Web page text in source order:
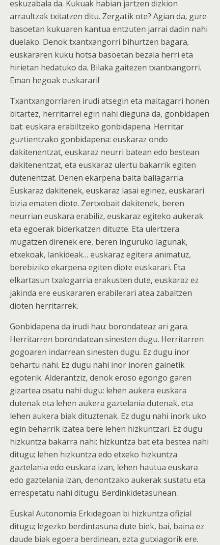
eskuzabala da. Kukuak habian jartzen dizkion
arraultzak txitatzen ditu. Zergatik ote? Agian da, gure
basoetan kukuaren kantua entzuten jarrai dadin nahi
duelako. Denok txantxangorri bihurtzen bagara,
euskararen kuku hotsa basoetan bezala herri eta
hirietan hedatuko da. Bilaka gaitezen txantxangorri.
Eman hegoak euskarari!
Txantxangorriaren irudi atsegin eta maitagarri honen
bitartez, herritarrei egin nahi dieguna da, gonbidapen
bat: euskara erabiltzeko gonbidapena. Herritar
guztientzako gonbidapena: euskaraz ondo
dakitenentzat, euskaraz neurri batean edo bestean
dakitenentzat, eta euskaraz ulertu bakarrik egiten
dutenentzat. Denen ekarpena baita baliagarria.
Euskaraz dakitenek, euskaraz lasai eginez, euskarari
bizia ematen diote. Zertxobait dakitenek, beren
neurrian euskara erabiliz, euskaraz egiteko aukerak
eta egoerak biderkatzen dituzte. Eta ulertzera
mugatzen direnek ere, beren inguruko lagunak,
etxekoak, lankideak… euskaraz egitera animatuz,
berebiziko ekarpena egiten diote euskarari. Eta
elkartasun txalogarria erakusten dute, euskaraz ez
jakinda ere euskararen erabilerari atea zabaltzen
dioten herritarrek.
Gonbidapena da irudi hau: borondateaz ari gara.
Herritarren borondatean sinesten dugu. Herritarren
gogoaren indarrean sinesten dugu. Ez dugu inor
behartu nahi. Ez dugu nahi inor inoren gainetik
egoterik. Alderantziz, denok eroso egongo garen
gizartea osatu nahi dugu: lehen aukera euskara
dutenak eta lehen aukera gaztelania dutenak, eta
lehen aukera biak dituztenak. Ez dugu nahi inork uko
egin beharrik izatea bere lehen hizkuntzari. Ez dugu
hizkuntza bakarra nahi: hizkuntza bat eta bestea nahi
ditugu; lehen hizkuntza edo etxeko hizkuntza
gaztelania edo euskara izan, lehen hautua euskara
edo gaztelania izan, denontzako aukerak sustatu eta
errespetatu nahi ditugu. Berdinkidetasunean.
Euskal Autonomia Erkidegoan bi hizkuntza ofizial
ditugu; legezko berdintasuna dute biek, bai, baina ez
daude biak egoera berdinean, ezta gutxiagorik ere.